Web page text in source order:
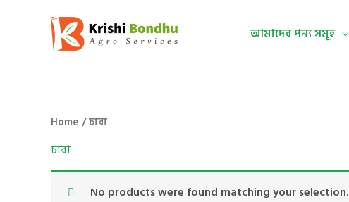
আমাদের পন্য সমূহ
Home / চারা
চারা
No products were found matching your selection.